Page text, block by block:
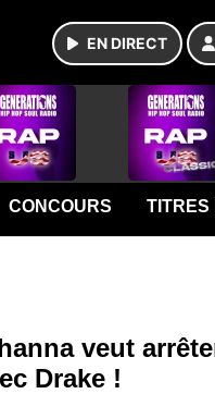
EN DIRECT
CONCOURS TITRES
veut
Drake !